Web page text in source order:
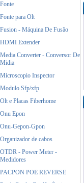
Fonte
Fonte para Olt
Fusion - Máquina De Fusão
HDMI Extender
Media Converter - Conversor De
Midia
Microscopio Inspector
Modulo Sfp/xfp
Olt e Placas Fiberhome
Onu Epon
Onu-Gepon-Gpon
Organizador de cabos
OTDR - Power Meter -
Medidores
PACPON POE REVERSE